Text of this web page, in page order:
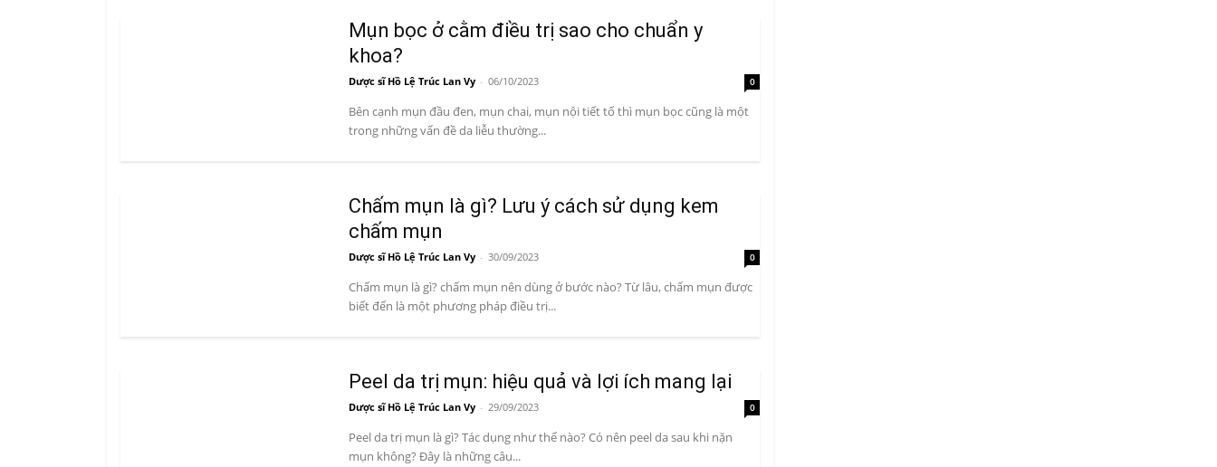
Mụn bọc ở cằm điều trị sao cho chuẩn y
khoa?
Dược sĩ Hồ Lệ Trúc Lan Vy - 06/10/2023 0
Bên cạnh mụn đầu đen, mụn chai, mụn nội tiết tố thì mụn bọc cũng là một
trong những vấn đề da liễu thường...
Chấm mụn là gì? Lưu ý cách sử dụng kem
chấm mụn
Dược sĩ Hồ Lệ Trúc Lan Vy - 30/09/2023 0
Chấm mụn là gì? chấm mụn nên dùng ở bước nào? Từ lâu, chấm mụn được
biết đến là một phương pháp điều trị...
Peel da trị mụn: hiệu quả và lợi ích mang lại
Dược sĩ Hồ Lệ Trúc Lan Vy - 29/09/2023 0
Peel da trị mụn là gì? Tác dụng như thế nào? Có nên peel da sau khi nặn
mụn không? Đây là những câu...